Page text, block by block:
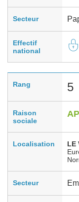
Secteur
Effectif
national
Rang 5
Raison
sociale
Localisation
LE
Secteur